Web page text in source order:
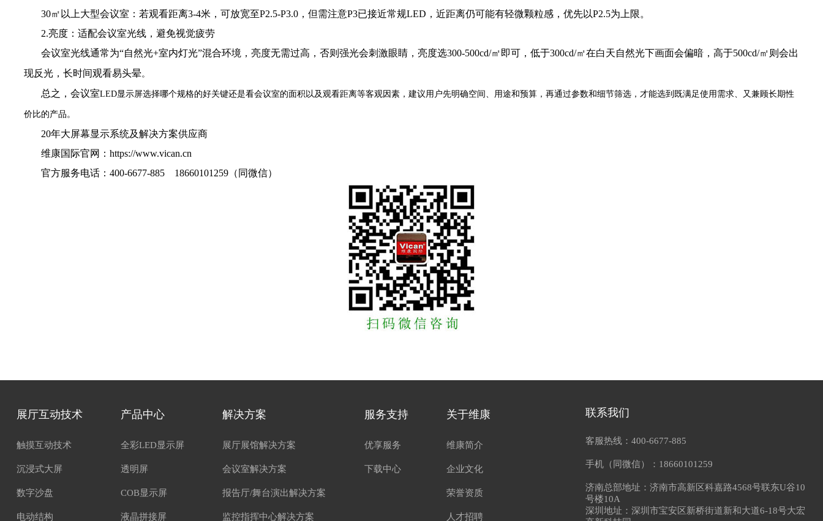
30㎡以上大型会议室：若观看距离3-4米，可放宽至P2.5-P3.0，但需注意P3已接近常规LED，近距离仍可能有轻微颗粒感，优先以P2.5为上限。
2.亮度：适配会议室光线，避免视觉疲劳
会议室光线通常为“自然光+室内灯光”混合环境，亮度无需过高，否则强光会刺激眼睛，亮度选300-500cd/㎡即可，低于300cd/㎡在白天自然光下画面会偏暗，高于500cd/㎡则会出
现反光，长时间观看易头晕。
总之，会议室LED显示屏选择哪个规格的好关键还是看会议室的面积以及观看距离等客观因素，建议用户先明确空间、用途和预算，再通过参数和细节筛选，才能选到既满足使用需求、又兼顾长期性
价比的产品。
20年大屏幕显示系统及解决方案供应商
维康国际官网：https://www.vican.cn
官方服务电话：400-6677-885 18660101259（同微信）
展厅互动技术
触摸互动技术
沉浸式大屏
数字沙盘
电动结构
产品中心
全彩LED显示屏
透明屏
COB显示屏
液晶拼接屏
解决方案
展厅展馆解决方案
会议室解决方案
报告厅/舞台演出解决方案
监控指挥中心解决方案
服务支持
优享服务
下载中心
关于维康
维康简介
企业文化
荣誉资质
人才招聘
联系我们
客服热线：400-6677-885
手机（同微信）：18660101259
济南总部地址：济南市高新区科嘉路4568号联东U谷10
号楼10A
深圳地址：深圳市宝安区新桥街道新和大道6-18号大宏